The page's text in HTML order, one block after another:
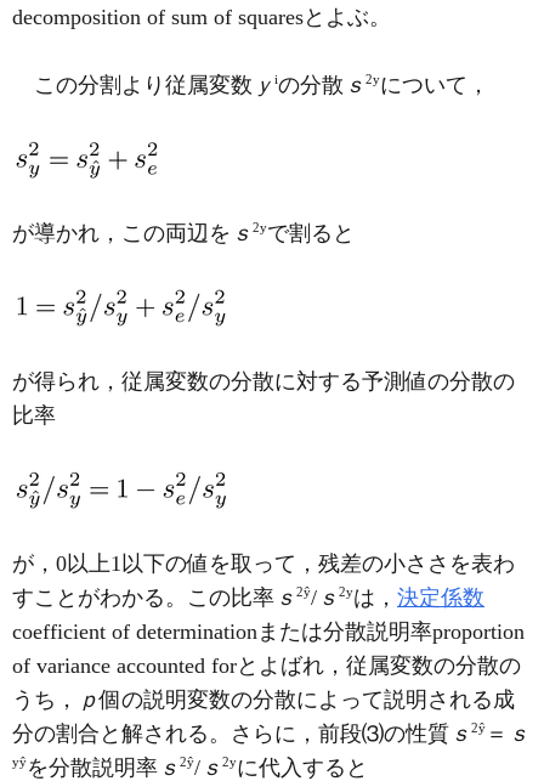
decomposition of sum of squaresとよぶ。
この分割より従属変数 ｙ iの分散 ｓ 2yについて，
が導かれ，この両辺を ｓ 2yで割ると
が得られ，従属変数の分散に対する予測値の分散の
比率
が，0以上1以下の値を取って，残差の小ささを表わ
すことがわかる。この比率 ｓ 2ŷ/ ｓ 2yは， 決定係数
coefficient of determinationまたは分散説明率proportion
of variance accounted forとよばれ，従属変数の分散の
うち， ｐ個の説明変数の分散によって説明される成
分の割合と解される。さらに，前段⑶の性質 ｓ 2ŷ ＝ ｓ
yŷを分散説明率 ｓ 2ŷ/ ｓ 2yに代入すると